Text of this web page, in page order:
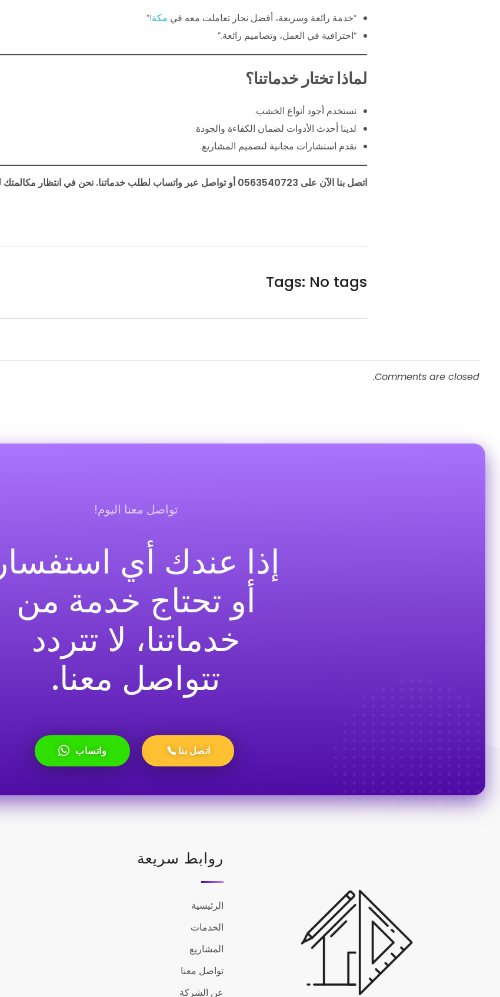
“خدمة رائعة وسريعة، أفضل نجار تعاملت معه في مكة!”
“احترافية في العمل، وتصاميم رائعة.”
لماذا تختار خدماتنا؟
نستخدم أجود أنواع الخشب.
لدينا أحدث الأدوات لضمان الكفاءة والجودة.
نقدم استشارات مجانية لتصميم المشاريع.
اتصل بنا الآن على 0563540723 أو تواصل عبر واتساب لطلب خدماتنا. نحن في انتظار مكالمتك لنبدأ مشروعك اليوم!
Tags: No tags
Comments are closed.
تواصل معنا اليوم!
إذا عندك أي استفسار
أو تحتاج خدمة من
خدماتنا، لا تتردد
تتواصل معنا.
اتصل بنا واتساب
روابط سريعة
الرئيسية
الخدمات
المشاريع
تواصل معنا
عن الشركة